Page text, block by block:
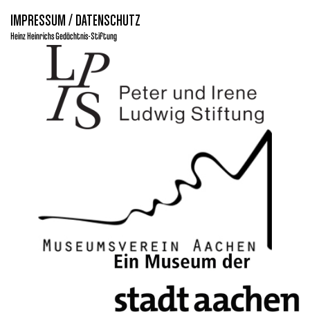
IMPRESSUM / DATENSCHUTZ
Heinz Heinrichs Gedächtnis-Stiftung